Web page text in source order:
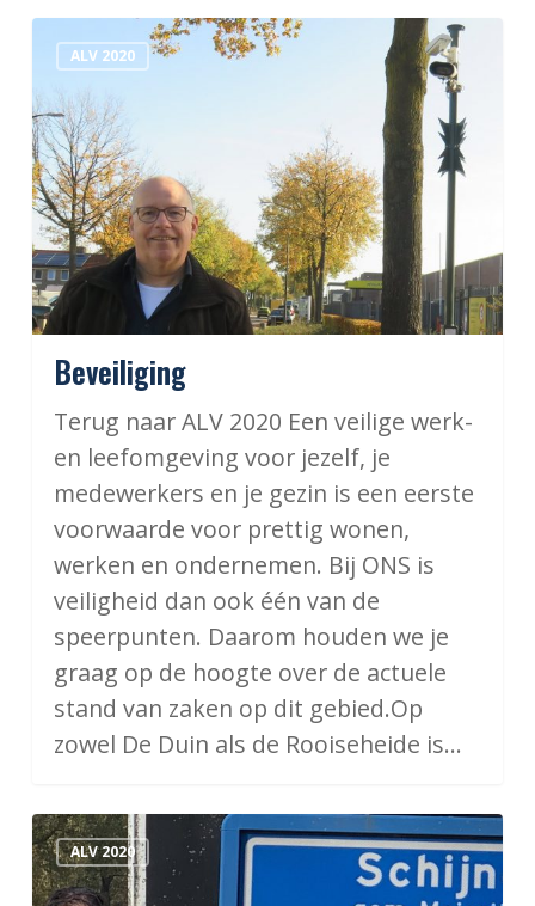
Beveiliging
ALV 2020
Beveiliging
Terug naar ALV 2020 Een veilige werk-
en leefomgeving voor jezelf, je
medewerkers en je gezin is een eerste
voorwaarde voor prettig wonen,
werken en ondernemen. Bij ONS is
veiligheid dan ook één van de
speerpunten. Daarom houden we je
graag op de hoogte over de actuele
stand van zaken op dit gebied.Op
zowel De Duin als de Rooiseheide is…
Bereikbaarheid
&
ALV 2020